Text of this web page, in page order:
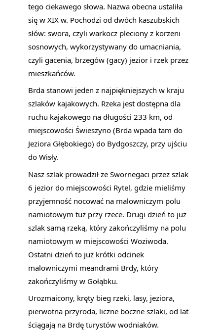
tego ciekawego słowa. Nazwa obecna ustaliła
się w XIX w. Pochodzi od dwóch kaszubskich
słów: swora, czyli warkocz pleciony z korzeni
sosnowych, wykorzystywany do umacniania,
czyli gacenia, brzegów (gacy) jezior i rzek przez
mieszkańców.
Brda stanowi jeden z najpiękniejszych w kraju
szlaków kajakowych. Rzeka jest dostępna dla
ruchu kajakowego na długości 233 km, od
miejscowości Świeszyno (Brda wpada tam do
Jeziora Głębokiego) do Bydgoszczy, przy ujściu
do Wisły.
Nasz szlak prowadził ze Swornegaci przez szlak
6 jezior do miejscowości Rytel, gdzie mieliśmy
przyjemność nocować na malowniczym polu
namiotowym tuż przy rzece. Drugi dzień to już
szlak samą rzeką, który zakończyliśmy na polu
namiotowym w miejscowości Woziwoda.
Ostatni dzień to już krótki odcinek
malowniczymi meandrami Brdy, który
zakończyliśmy w Gołąbku.
Urozmaicony, kręty bieg rzeki, lasy, jeziora,
pierwotna przyroda, liczne boczne szlaki, od lat
ściągają na Brdę turystów wodniaków.